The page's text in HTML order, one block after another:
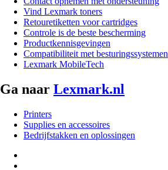
Vind Lexmark toners
Retouretiketten voor cartridges
Controle is de beste bescherming
Productkennisgevingen
Compatibiliteit met besturingssystemen
Lexmark MobileTech
Ga naar Lexmark.nl
Printers
Supplies en accessoires
Bedrijfstakken en oplossingen